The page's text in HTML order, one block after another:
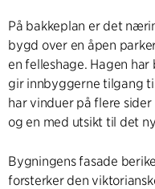
På bakkeplan er det
bygd over en åpen
en felleshage. Hagen
gir innbyggerne tilgang
har vinduer på flere
og en med utsikt til det
Bygningens fasade
forsterker den